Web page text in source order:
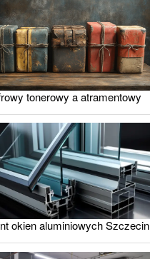
tonerowy a atramentowy
okien aluminiowych Szczecin